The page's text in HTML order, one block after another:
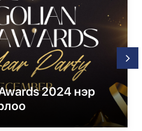
2024 нэр